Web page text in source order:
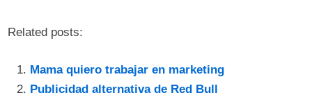
Related posts:
Mama quiero trabajar en marketing
Publicidad alternativa de Red Bull